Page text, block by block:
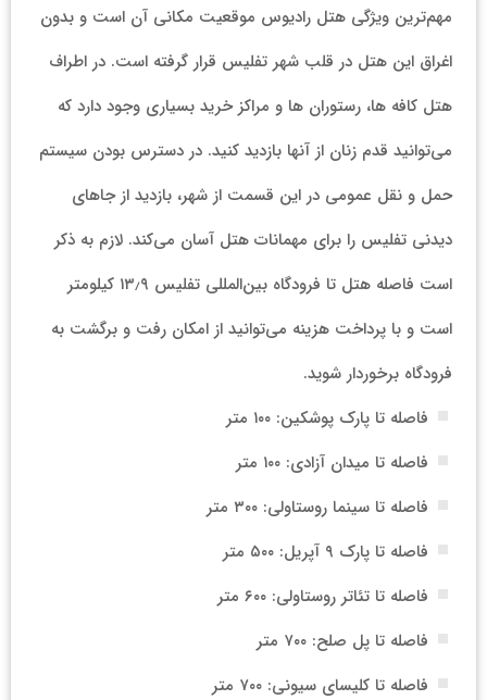
مهم‌ترین ویژگی هتل رادیوس موقعیت مکانی آن است و بدون
اغراق این هتل در قلب شهر تفلیس قرار گرفته است. در اطراف
هتل کافه ها، رستوران ها و مراکز خرید بسیاری وجود دارد که
می‌توانید قدم زنان از آنها بازدید کنید. در دسترس بودن سیستم
حمل و نقل عمومی در این قسمت از شهر، بازدید از جاهای
دیدنی تفلیس را برای مهمانات هتل آسان می‌کند. لازم به ذکر
است فاصله هتل تا فرودگاه بین‌المللی تفلیس ۱۳٫۹ کیلومتر
است و با پرداخت هزینه می‌توانید از امکان رفت و برگشت به
فرودگاه برخوردار شوید.
فاصله تا پارک پوشکین: ۱۰۰ متر
فاصله تا میدان آزادی: ۱۰۰ متر
فاصله تا سینما روستاولی: ۳۰۰ متر
فاصله تا پارک ۹ آپریل: ۵۰۰ متر
فاصله تا تئاتر روستاولی: ۶۰۰ متر
فاصله تا پل صلح: ۷۰۰ متر
فاصله تا کلیسای سیونی: ۷۰۰ متر